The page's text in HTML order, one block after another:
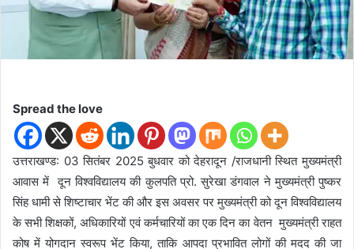
l
Spread the love
उत्तराखण्ड: 03 सितंबर 2025 बुधवार को देहरादून /राजधानी स्थित मुख्यमंत्री
आवास में दून विश्वविद्यालय की कुलपति प्रो. सुरेखा डंगवाल ने मुख्यमंत्री पुष्कर
सिंह धामी से शिष्टाचार भेंट की और इस अवसर पर मुख्यमंत्री को दून विश्वविद्यालय
के सभी शिक्षकों, अधिकारियों एवं कर्मचारियों का एक दिन का वेतन मुख्यमंत्री राहत
कोष में योगदान स्वरूप भेंट किया, ताकि आपदा प्रभावित लोगों की मदद की जा